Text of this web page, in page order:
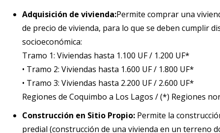
Adquisición de vivienda:Permite comprar una
de precio de vivienda, para lo que se deben cumplir
socioeconómica:
Tramo 1: Viviendas hasta 1.100 UF / 1.200 UF*
• Tramo 2: Viviendas hasta 1.600 UF / 1.800 UF*
• Tramo 3: Viviendas hasta 2.200 UF / 2.600 UF*
Regiones de Coquimbo a Los Lagos / (*) Regiones
Construcción en Sitio Propio: Permite la
predial (construcción de una vivienda en un terreno